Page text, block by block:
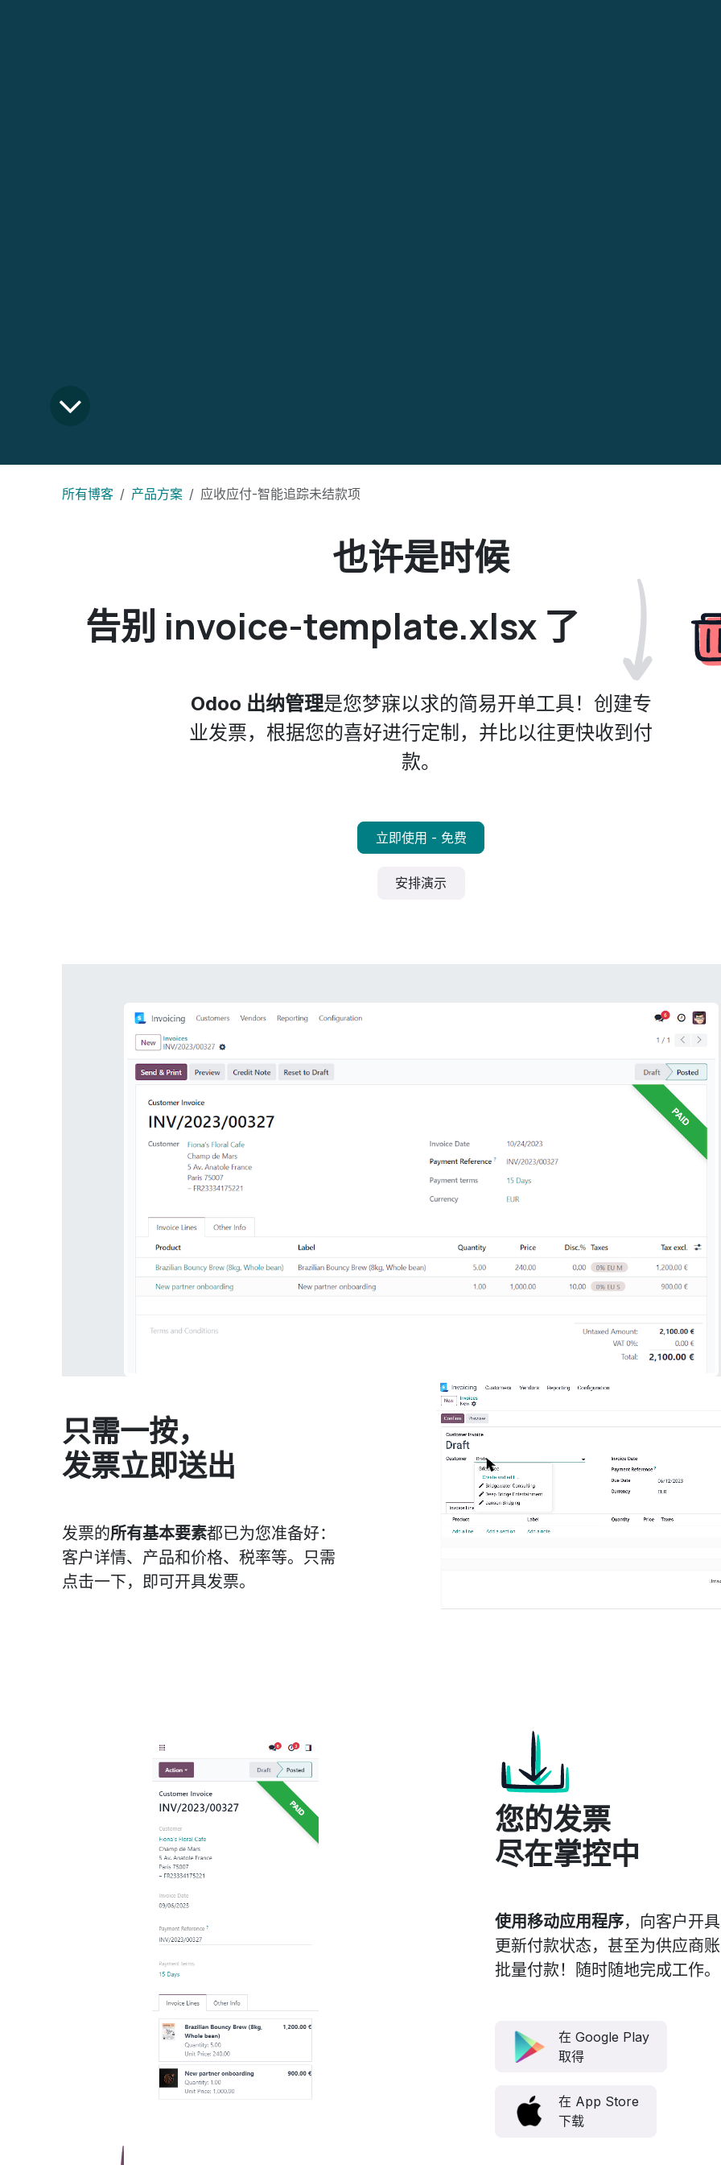
所有博客 产品方案 应收应付-智能追踪未结款项
也许是时候
告别 invoice-template.xlsx 了
Odoo 出纳管理是您梦寐以求的简易开单工具！创建专
业发票，根据您的喜好进行定制，并比以往更快收到付
款。
立即使用 - 免费
安排演示
只需一按，
发票立即送出
发票的所有基本要素都已为您准备好：
客户详情、产品和价格、税率等。只需
点击一下，即可开具发票。
您的发票
尽在掌控中
使用移动应用程序，向客户开
更新付款状态，甚至为供应商
批量付款！随时随地完成工作。
在 Google Play
取得
在 App Store
下载